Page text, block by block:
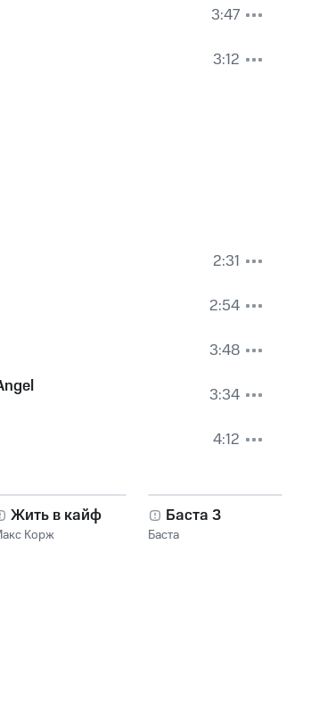
3:47
3:12
2:31
2:54
3:48
3:34
4:12
Жить в кайф
Корж
Баста 3
Баста